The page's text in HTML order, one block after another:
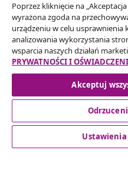
vidaXL
Odkryj więcej
© 2008-2026 vidaXL
Poprzez kliknięcie na
wyrażona zgoda na
urządzeniu w celu usprawnienia
analizowania wykorzystania
wsparcia naszych działań
PRYWATNOŚCI I
Akceptuj